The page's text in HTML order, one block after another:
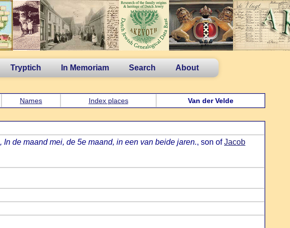
Tryptich In Memoriam Search About
Names Index places Van der Velde
, In de maand mei, de 5e maand, in een van beide jaren., son ofJacob